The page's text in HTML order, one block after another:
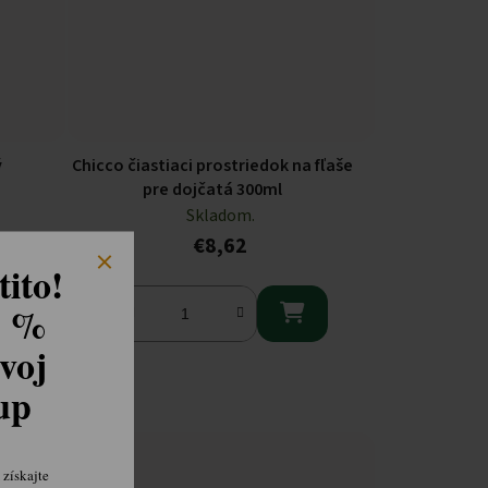
Chicco čiastiaci prostriedok na fľaše
pre dojčatá 300ml
Skladom.
€8,62

%